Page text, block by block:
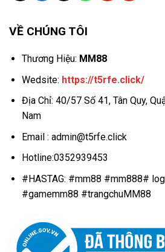
VỀ CHÚNG TÔI
Thương Hiệu: MM88
Wedsite: https://t5rfe.click/
Địa Chỉ: 40/57 Số 41, Tân Quy,
Nam
Email : admin@t5rfe.click
Hotline:0352939453
#HASTAG: #mm88 #mm888#
#gamemm88 #trangchuMM88